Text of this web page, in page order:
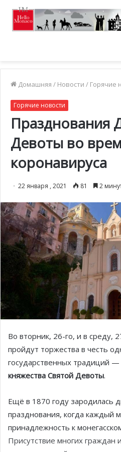
Домашняя / Новости / Горячие
Горячие новости
Празднования
Девоты во
коронавируса
22 января , 2021 81 2
Во вторник, 26-го, и в среду,
пройдут торжества в честь
государственных традиций —
княжества Святой Девоты.
Ещё в 1870 году зародилась
празднования, когда каждый
принадлежность к
Присутствие многих